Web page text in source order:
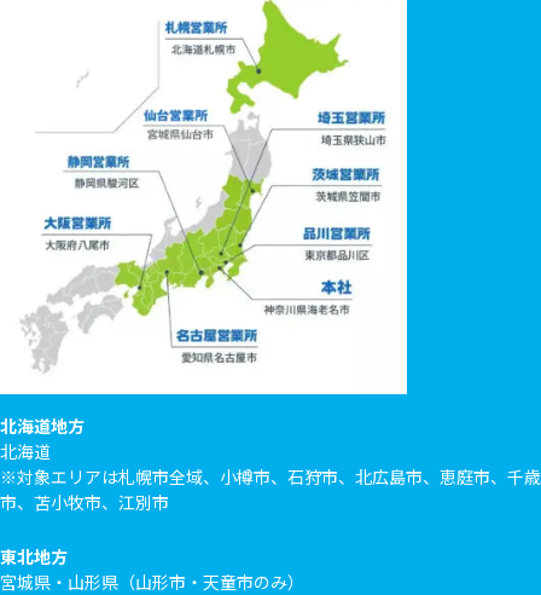
北海道地方
北海道
※対象エリアは札幌市全域、小樽市、石狩市、北広島市、恵庭市、千歳
市、苫小牧市、江別市
東北地方
宮城県・山形県（山形市・天童市のみ）